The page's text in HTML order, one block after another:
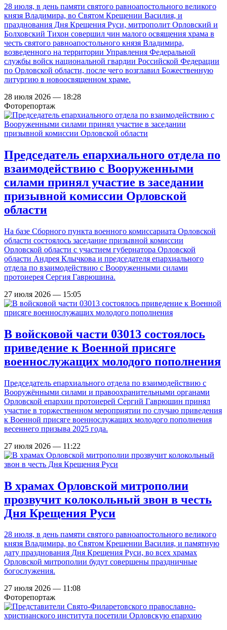
28 июля, в день памяти святого равноапостольного великого
князя Владимира, во Святом Крещении Василия, и
празднования Дня Крещения Руси, митрополит Орловский и
Болховский Тихон совершил чин малого освящения храма в
честь святого равноапостольного князя Владимира,
возведенного на территории Управления Федеральной
службы войск национальной гвардии Российской Федерации
по Орловской области, после чего возглавил Божественную
литургию в новоосвященном храме.
28 июля 2026 — 18:28
Фоторепортаж
Председатель епархиального отдела по
взаимодействию с Вооруженными
силами принял участие в заседании
призывной комиссии Орловской
области
На базе Сборного пункта военного комиссариата Орловской
области состоялось заседание призывной комиссии
Орловской области с участием губернатора Орловской
области Андрея Клычкова и председателя епархиального
отдела по взаимодействию с Вооруженными силами
протоиерея Сергия Гаврюшина.
27 июля 2026 — 15:05
В войсковой части 03013 состоялось
приведение к Военной присяге
военнослужащих молодого пополнения
Председатель епархиального отдела по взаимодействию с
Вооружёнными силами и правоохранительными органами
Орловской епархии протоиерей Сергий Гаврюшин принял
участие в торжественном мероприятии по случаю приведения
к Военной присяге военнослужащих молодого пополнения
весеннего призыва 2025 года.
27 июля 2026 — 11:22
В храмах Орловской митрополии
прозвучит колокольный звон в честь
Дня Крещения Руси
28 июля, в день памяти святого равноапостольного великого
князя Владимира, во Святом Крещении Василия, и памятную
дату празднования Дня Крещения Руси, во всех храмах
Орловской митрополии будут совершены праздничные
богослужения.
27 июля 2026 — 11:08
Фоторепортаж